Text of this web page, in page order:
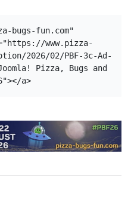
bugs-fun.com"
www.pizza-
2026/02/PBF-3c-Ad-
Pizza, Bugs and
a>